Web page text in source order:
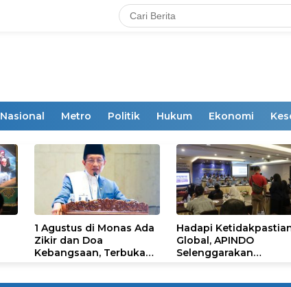
Nasional Metro Politik Hukum Ekonomi
1 Agustus di Monas Ada
Zikir dan Doa
Kebangsaan, Terbuka
Hadapi
Global, APINDO
Selenggarakan